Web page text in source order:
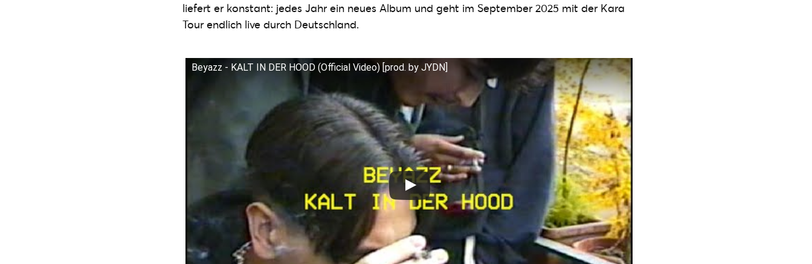
liefert er konstant: jedes Jahr ein neues Album und geht im September 2025 mit der Kara
Tour endlich live durch Deutschland.
Beyazz - KALT IN DER HOOD (Official Video) [prod. by JYDN]